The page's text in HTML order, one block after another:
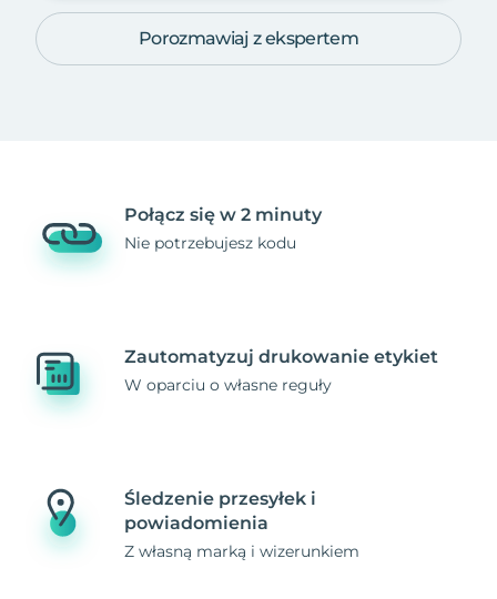
Porozmawiaj z ekspertem
Połącz się w 2 minuty
Nie potrzebujesz kodu
Zautomatyzuj drukowanie etykiet
W oparciu o własne reguły
Śledzenie przesyłek i
powiadomienia
Z własną marką i wizerunkiem